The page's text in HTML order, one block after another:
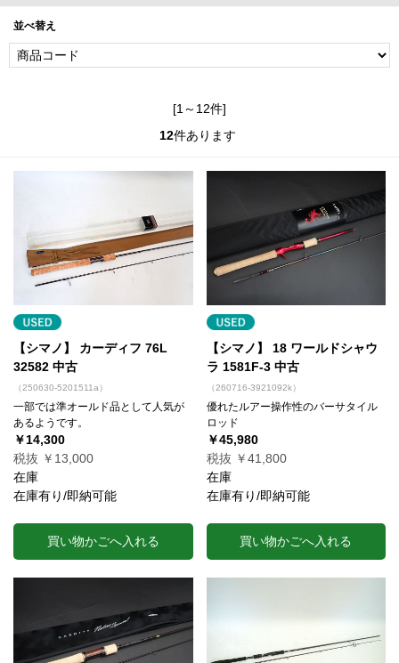
並べ替え
[1～12件]
12件あります
【シマノ】 カーディフ 76L
32582 中古
（250630-5201511a）
一部では準オールド品として人気が
あるようです。
￥14,300
税抜 ￥13,000
在庫
在庫有り/即納可能
買い物かごへ入れる
【シマノ】 18 ワールドシャウ
ラ 1581F-3 中古
（260716-3921092k）
優れたルアー操作性のバーサタイル
ロッド
￥45,980
税抜 ￥41,800
在庫
在庫有り/即納可能
買い物かごへ入れる